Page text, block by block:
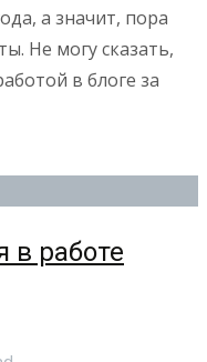
а значит, пора
Не могу сказать,
в блоге за
в работе